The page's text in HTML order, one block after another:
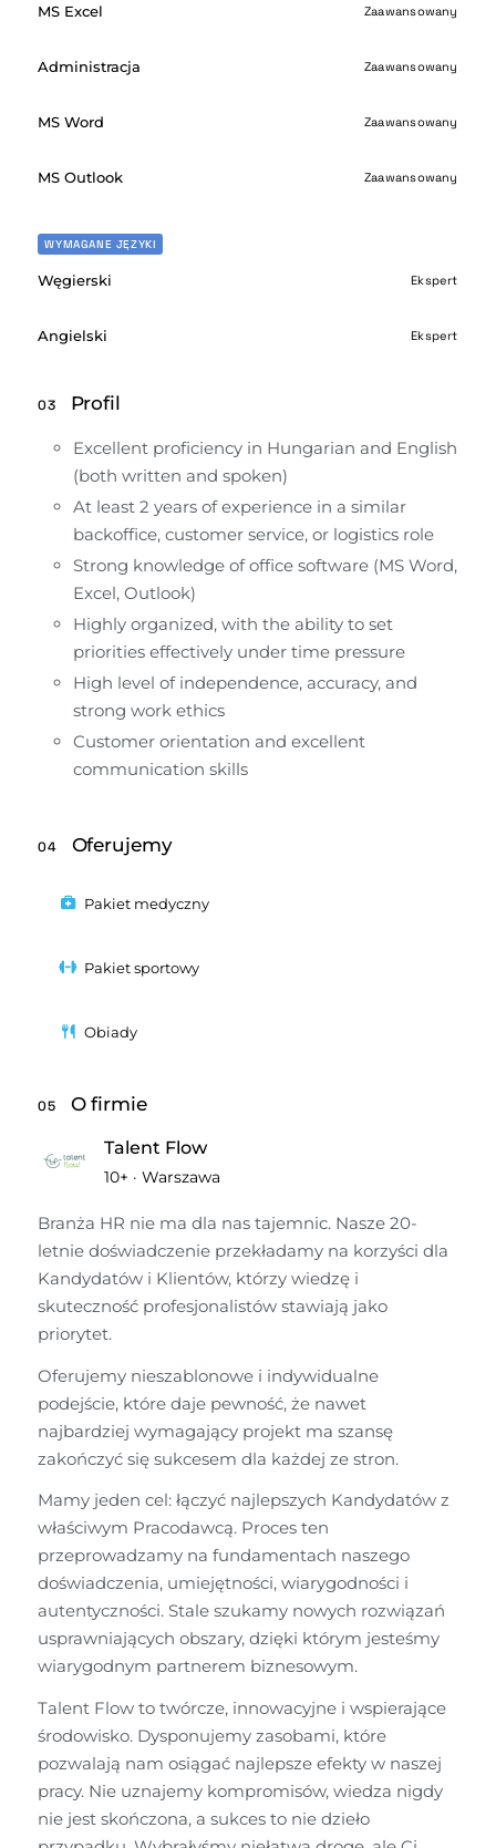
MS Excel Zaawansowany
Administracja Zaawansowany
MS Word Zaawansowany
MS Outlook Zaawansowany
WYMAGANE JĘZYKI
Węgierski Ekspert
Angielski Ekspert
03 Profil
Excellent proficiency in Hungarian and English
(both written and spoken)
At least 2 years of experience in a similar
backoffice, customer service, or logistics role
Strong knowledge of office software (MS Word,
Excel, Outlook)
Highly organized, with the ability to set
priorities effectively under time pressure
High level of independence, accuracy, and
strong work ethics
Customer orientation and excellent
communication skills
04 Oferujemy
Pakiet medyczny
Pakiet sportowy
Obiady
05 O firmie
Talent Flow
10+ ·Warszawa
Branża HR nie ma dla nas tajemnic. Nasze 20-
letnie doświadczenie przekładamy na korzyści dla
Kandydatów i Klientów, którzy wiedzę i
skuteczność profesjonalistów stawiają jako
priorytet.
Oferujemy nieszablonowe i indywidualne
podejście, które daje pewność, że nawet
najbardziej wymagający projekt ma szansę
zakończyć się sukcesem dla każdej ze stron.
Mamy jeden cel: łączyć najlepszych Kandydatów z
właściwym Pracodawcą. Proces ten
przeprowadzamy na fundamentach naszego
doświadczenia, umiejętności, wiarygodności i
autentyczności. Stale szukamy nowych rozwiązań
usprawniających obszary, dzięki którym jesteśmy
wiarygodnym partnerem biznesowym.
Talent Flow to twórcze, innowacyjne i wspierające
środowisko. Dysponujemy zasobami, które
pozwalają nam osiągać najlepsze efekty w naszej
pracy. Nie uznajemy kompromisów, wiedza nigdy
nie jest skończona, a sukces to nie dzieło